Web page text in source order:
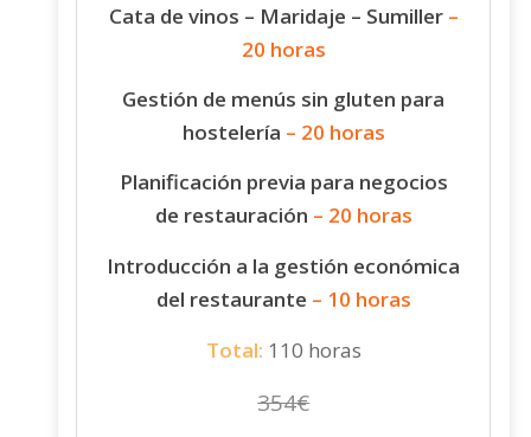
Cata de vinos – Maridaje – Sumiller –
20 horas
Gestión de menús sin gluten para
hostelería – 20 horas
Planificación previa para negocios
de restauración – 20 horas
Introducción a la gestión económica
del restaurante – 10 horas
Total: 110 horas
354€